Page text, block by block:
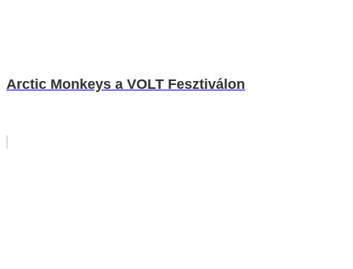
Arctic Monkeys a VOLT Fesztiválon